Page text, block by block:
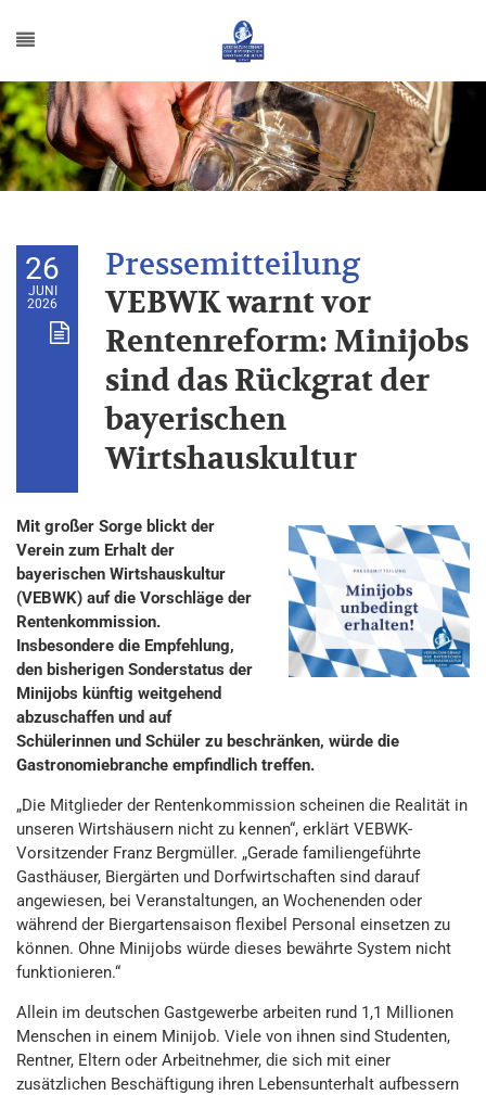
26
JUNI
2026
VEBWK warnt vor
Rentenreform: Minijobs
sind das Rückgrat der
bayerischen
Wirtshauskultur
Mit großer Sorge blickt der
Verein zum Erhalt der
bayerischen Wirtshauskultur
(VEBWK) auf die Vorschläge der
Rentenkommission.
Insbesondere die Empfehlung,
den bisherigen Sonderstatus der
Minijobs künftig weitgehend
abzuschaffen und auf
Schülerinnen und Schüler zu beschränken, würde die
Gastronomiebranche empfindlich treffen.
„Die Mitglieder der Rentenkommission scheinen die Realität in
unseren Wirtshäusern nicht zu kennen“, erklärt VEBWK-
Vorsitzender Franz Bergmüller. „Gerade familiengeführte
Gasthäuser, Biergärten und Dorfwirtschaften sind darauf
angewiesen, bei Veranstaltungen, an Wochenenden oder
während der Biergartensaison flexibel Personal einsetzen zu
können. Ohne Minijobs würde dieses bewährte System nicht
funktionieren.“
Allein im deutschen Gastgewerbe arbeiten rund 1,1 Millionen
Menschen in einem Minijob. Viele von ihnen sind Studenten,
Rentner, Eltern oder Arbeitnehmer, die sich mit einer
zusätzlichen Beschäftigung ihren Lebensunterhalt aufbessern